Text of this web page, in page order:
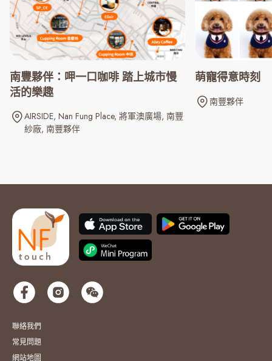
南豐夥伴：呷一口咖啡 踏上城市慢
活的樂趣
AIRSIDE Nan Fung Place 將軍澳廣場 南豐
紗廠 南豐夥伴
萌寵得意時刻
南豐夥伴
聯絡我們
常見問題
網站地圖